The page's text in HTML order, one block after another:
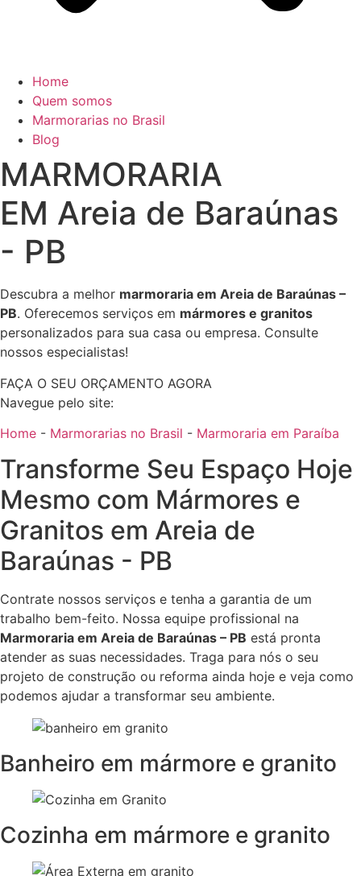
Home
Quem somos
Marmorarias no Brasil
Blog
MARMORARIA
EM Areia de Baraúnas
- PB
Descubra a melhor marmoraria em Areia de Baraúnas –
PB. Oferecemos serviços em mármores e granitos
personalizados para sua casa ou empresa. Consulte
nossos especialistas!
FAÇA O SEU ORÇAMENTO AGORA
Navegue pelo site:
Home - Marmorarias no Brasil - Marmoraria em Paraíba
Transforme Seu Espaço Hoje
Mesmo com Mármores e
Granitos em Areia de
Baraúnas - PB
Contrate nossos serviços e tenha a garantia de um
trabalho bem-feito. Nossa equipe profissional na
Marmoraria em Areia de Baraúnas – PB está pronta
atender as suas necessidades. Traga para nós o seu
projeto de construção ou reforma ainda hoje e veja como
podemos ajudar a transformar seu ambiente.
Banheiro em mármore e granito
Cozinha em mármore e granito